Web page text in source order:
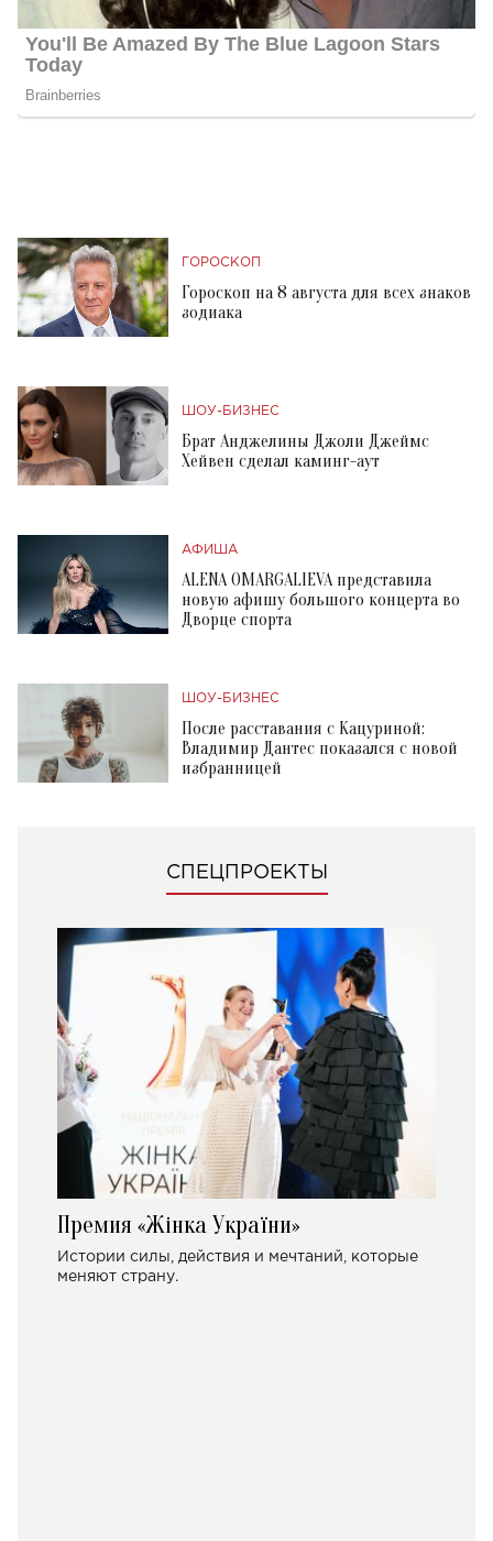
ГОРОСКОП
Гороскоп на 8 августа для всех знаков
зодиака
ШОУ-БИЗНЕС
Брат Анджелины Джоли Джеймс
Хейвен сделал каминг-аут
АФИША
ALENA OMARGALIEVA представила
новую афишу большого концерта во
Дворце спорта
ШОУ-БИЗНЕС
После расставания с Кацуриной:
Владимир Дантес показался с новой
избранницей
СПЕЦПРОЕКТЫ
Премия «Жінка України»
Истории силы, действия и мечтаний, которые
меняют страну.